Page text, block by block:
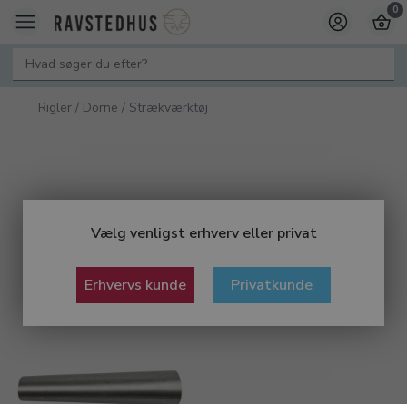
Vælg venligst erhverv eller privat
Erhvervs kunde Privatkunde
0
Rigler / Dorne / Strækværktøj